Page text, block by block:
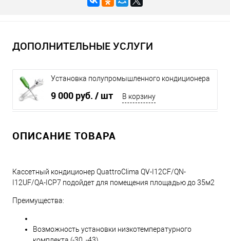
ДОПОЛНИТЕЛЬНЫЕ УСЛУГИ
Установка полупромышленного кондиционера
9 000 руб. / шт В корзину
ОПИСАНИЕ ТОВАРА
Кассетный кондиционер QuattroClima QV-I12CF/QN-
I12UF/QA-ICP7 подойдет для помещения площадью до 35м2
Преимущества:
Возможность установки низкотемпературного